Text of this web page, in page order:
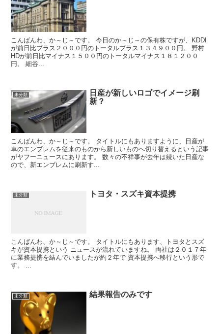
こんばんわ、か～じ～です。 今日のか～じ～の保有株ですが、KDDI
が前日比プラス２０００円のトータルプラス１３４９００円。 野村
HDが前日比マイナス１５００円のトータルマイナス１８１２００
円。 細谷...
未分類
日産が新しいロゴでイメージ刷
新？
こんばんわ、か～じ～です。 タイトルにもありますように、日産が
車のエンブレムを従来のものから新しいものへ切り替えるという記事
がヤフーニュースにあります。 数々の不祥事が去年は続いた日産な
ので、新エンブレムに刷新す...
未分類 トヨタ・スズキ資本提携
こんばんわ、か～じ～です。 タイトルにもあります、トヨタとスズ
キが資本提携という ニュースが流れていますね。 両社は２０１７年
に業務提携を結んでいましたが約２年で 資本提携へ移行という形で
す。 ...
未分類 結果報告のみです